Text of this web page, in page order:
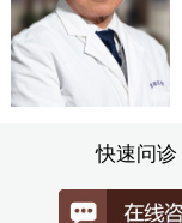
快速问诊